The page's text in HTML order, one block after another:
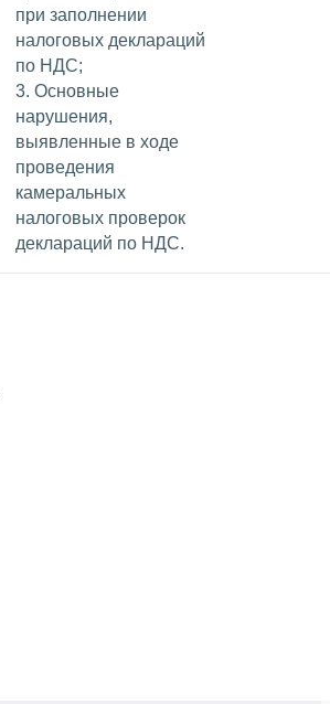
при заполнении
налоговых деклараций
по НДС;
3. Основные
нарушения,
выявленные в ходе
проведения
камеральных
налоговых проверок
деклараций по НДС.